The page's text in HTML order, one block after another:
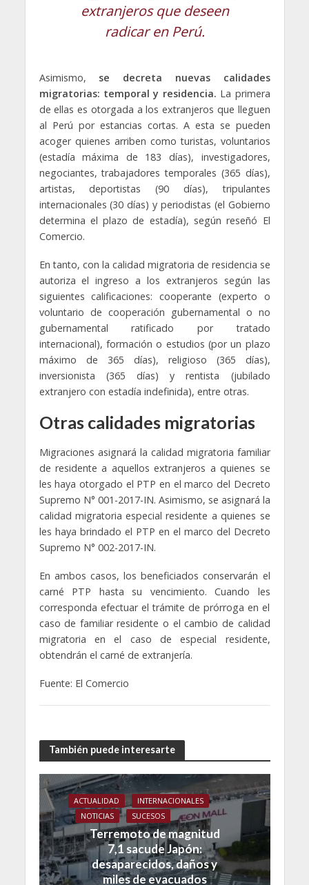
extranjeros que deseen
radicar en Perú.
Asimismo, se decreta nuevas calidades
migratorias: temporal y residencia. La primera
de ellas es otorgada a los extranjeros que lleguen
al Perú por estancias cortas. A esta se pueden
acoger quienes arriben como turistas, voluntarios
(estadía máxima de 183 días), investigadores,
negociantes, trabajadores temporales (365 días),
artistas, deportistas (90 días), tripulantes
internacionales (30 días) y periodistas (el Gobierno
determina el plazo de estadía), según reseñó El
Comercio.
En tanto, con la calidad migratoria de residencia se
autoriza el ingreso a los extranjeros según las
siguientes calificaciones: cooperante (experto o
voluntario de cooperación gubernamental o no
gubernamental ratificado por tratado
internacional), formación o estudios (por un plazo
máximo de 365 días), religioso (365 días),
inversionista (365 días) y rentista (jubilado
extranjero con estadía indefinida), entre otras.
Otras calidades migratorias
Migraciones asignará la calidad migratoria familiar
de residente a aquellos extranjeros a quienes se
les haya otorgado el PTP en el marco del Decreto
Supremo N° 001-2017-IN. Asimismo, se asignará la
calidad migratoria especial residente a quienes se
les haya brindado el PTP en el marco del Decreto
Supremo N° 002-2017-IN.
En ambos casos, los beneficiados conservarán el
carné PTP hasta su vencimiento. Cuando les
corresponda efectuar el trámite de prórroga en el
caso de familiar residente o el cambio de calidad
migratoria en el caso de especial residente,
obtendrán el carné de extranjería.
Fuente: El Comercio
También puede interesarte
ACTUALIDAD
INTERNACIONALES
NOTICIAS
SUCESOS
Terremoto de magnitud
7,1 sacude Japón:
desaparecidos, daños y
miles de evacuados